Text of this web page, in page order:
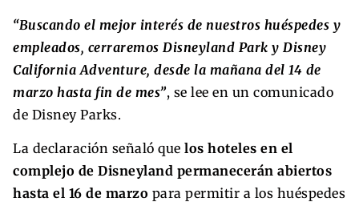
“Buscando el mejor interés de nuestros huéspedes y
empleados, cerraremos Disneyland Park y Disney
California Adventure, desde la mañana del 14 de
marzo hasta fin de mes”, se lee en un comunicado
de Disney Parks.
La declaración señaló que los hoteles en el
complejo de Disneyland permanecerán abiertos
hasta el 16 de marzo para permitir a los huéspedes